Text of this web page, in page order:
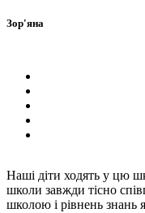
Зор'яна
Наші діти ходять у цю
школи завжди тісно
школою і рівнень знань